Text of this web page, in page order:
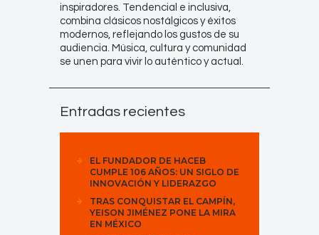
inspiradores. Tendencial e inclusiva,
combina clásicos nostálgicos y éxitos
modernos, reflejando los gustos de su
audiencia. Música, cultura y comunidad
se unen para vivir lo auténtico y actual.
Entradas recientes
EL FUNDADOR DE HACEB
CUMPLE 106 AÑOS: UN SIGLO DE
INNOVACIÓN Y LIDERAZGO
TRAS CONQUISTAR EL CAMPÍN,
YEISON JIMÉNEZ PONE LA MIRA
EN MÉXICO